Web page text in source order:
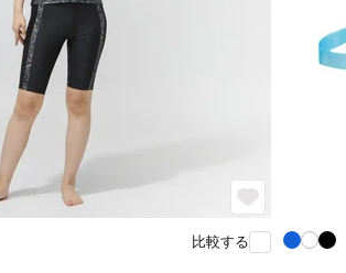
比較する